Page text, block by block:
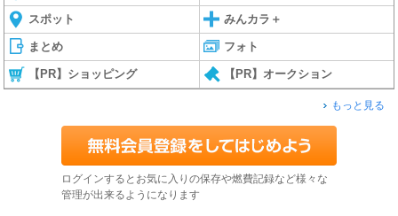
スポット みんカラ＋
まとめ フォト
【PR】ショッピング 【PR】オークション
もっと見る
ログインするとお気に入りの保存や燃費記録など様々な
管理が出来るようになります